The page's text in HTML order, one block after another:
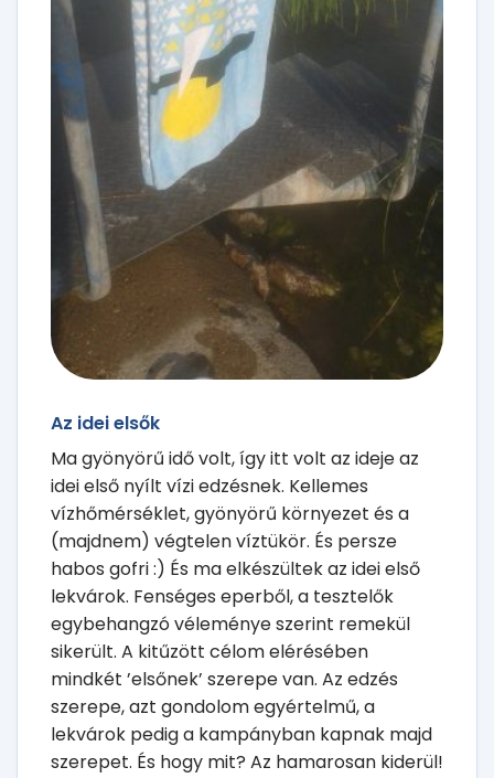
Az idei elsők
Ma gyönyörű idő volt, így itt volt az ideje az
idei első nyílt vízi edzésnek. Kellemes
vízhőmérséklet, gyönyörű környezet és a
(majdnem) végtelen víztükör. És persze
habos gofri :) És ma elkészültek az idei első
lekvárok. Fenséges eperből, a tesztelők
egybehangzó véleménye szerint remekül
sikerült. A kitűzött célom elérésében
mindkét ’elsőnek’ szerepe van. Az edzés
szerepe, azt gondolom egyértelmű, a
lekvárok pedig a kampányban kapnak majd
szerepet. És hogy mit? Az hamarosan kiderül!